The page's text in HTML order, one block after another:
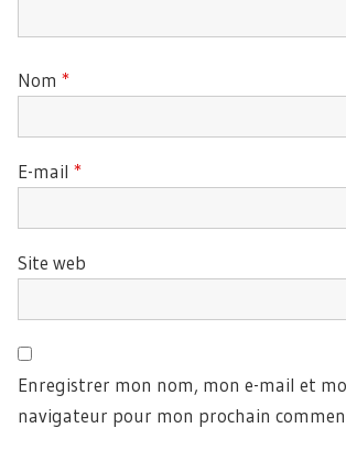
Nom *
E-mail *
Site web
Enregistrer mon nom, mon e-mail et
navigateur pour mon prochain